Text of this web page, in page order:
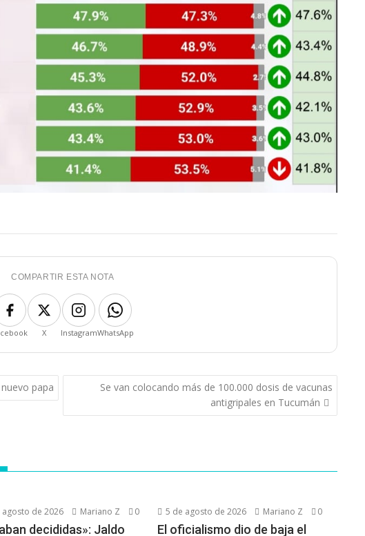
COMPARTIR ESTA NOTA
X InstagramWhatsApp
papa
Se van colocando más de 100.000 dosis de vacunas
antigripales en Tucumán
agosto de 2026 Mariano Z 0
decididas»: Jaldo
5 de agosto de 2026 Mariano Z 0
El oficialismo dio de baja el